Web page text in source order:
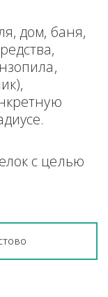
дом, баня,
с целью